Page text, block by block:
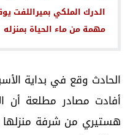
الدرك الملكي بميراللفت
مهمة من ماء الحياة بمنزله
الحادث وقع في بداية
أفادت مصادر مطلعة أن
هستيري من شرفة